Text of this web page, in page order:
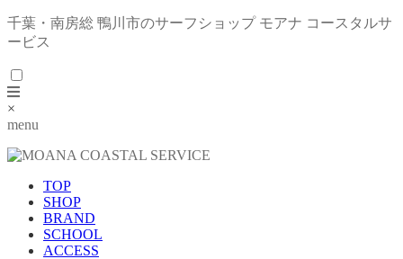
千葉・南房総 鴨川市のサーフショップ モアナ コースタルサ
ービス
×
menu
TOP
SHOP
BRAND
SCHOOL
ACCESS